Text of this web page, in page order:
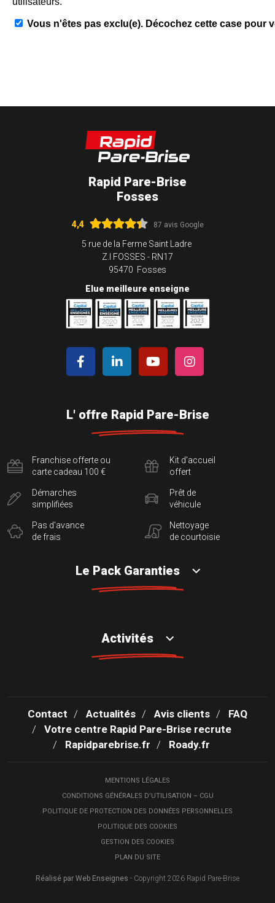
Rapid Pare-Brise
Fosses
4,4 87 avis Google
5 rue de la Ferme Saint Ladre
Z.I FOSSES - RN17
95470 Fosses
Elue meilleure enseigne
L' offre Rapid Pare-Brise
Franchise offerte ou
carte cadeau 100 €
Démarches
simplifiées
Pas d'avance
de frais
Kit d'accueil
offert
Prêt de
véhicule
Nettoyage
de courtoisie
Le Pack Garanties
Activités
Contact Actualités Avis clients
FAQ
Votre centre Rapid Pare-Brise recrute
Rapidparebrise.fr
Roady.fr
MENTIONS LÉGALES
CONDITIONS GÉNÉRALES D’UTILISATION – CGU
POLITIQUE DE PROTECTION DES DONNÉES PERSONNELLES
POLITIQUE DES COOKIES
GESTION DES COOKIES
PLAN DU SITE
Réalisé par Web Enseignes - Copyright 2026 Rapid Pare-Brise